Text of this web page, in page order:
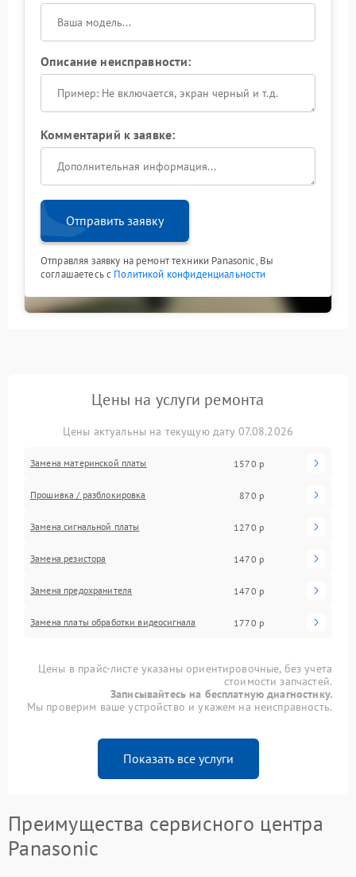
Описание неисправности:
Комментарий к заявке:
Отправить заявку
Отправляя заявку на ремонт техники Panasonic, Вы
соглашаетесь с Политикой конфиденциальности
Цены на услуги ремонта
Цены актуальны на текущую дату 07.08.2026
Замена материнской платы 1570 р
Прошивка / разблокировка 870 р
Замена сигнальной платы 1270 р
Замена резистора 1470 р
Замена предохранителя 1470 р
Замена платы обработки видеосигнала 1770 р
Цены в прайс-листе указаны ориентировочные, без учета
стоимости запчастей.
Записывайтесь на бесплатную диагностику.
Мы проверим ваше устройство и укажем на неисправность.
Показать все услуги
Преимущества сервисного центра
Panasonic